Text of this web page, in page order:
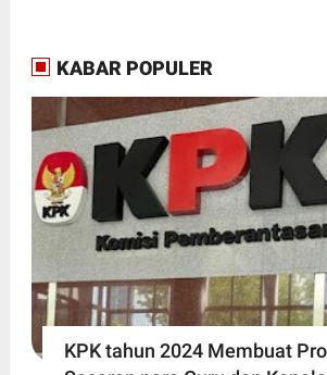
KABAR POPULER
KPK tahun 2024 Membuat